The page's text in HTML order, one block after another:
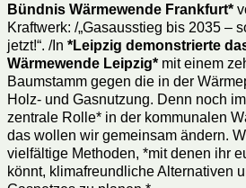
Bündnis Wärmewende Frankfurt*
Kraftwerk: /„Gasausstieg bis 2035 –
jetzt!“. /In *Leipzig demonstrierte
Wärmewende Leipzig* mit einem
Baumstamm gegen die in der
Holz- und Gasnutzung. Denn noch
zentrale Rolle* in der kommunalen
das wollen wir gemeinsam ändern.
vielfältige Methoden, *mit denen ihr
könnt, klimafreundliche Alternativen